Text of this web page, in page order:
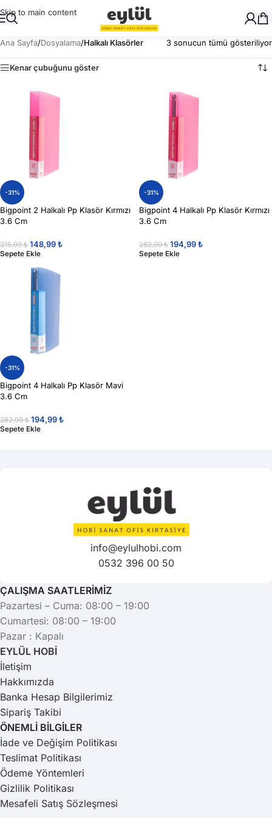
Skip to main content
Ana Sayfa/Dosyalama/Halkalı Klasörler 3 sonucun tümü gösteriliyor
Kenar çubuğunu göster
-31%
Bigpoint 2 Halkalı Pp Klasör Kırmızı
3.6 Cm
215,99₺ 148,99₺
Sepete Ekle
-31%
Bigpoint 4 Halkalı Pp Klasör Kırmızı
3.6 Cm
282,99₺ 194,99₺
Sepete Ekle
-31%
Bigpoint 4 Halkalı Pp Klasör Mavi
3.6 Cm
282,99₺ 194,99₺
Sepete Ekle
info@eylulhobi.com
0532 396 00 50
ÇALIŞMA SAATLERİMİZ
Pazartesi – Cuma: 08:00 – 19:00
Cumartesi: 08:00 – 19:00
Pazar : Kapalı
EYLÜL HOBİ
İletişim
Hakkımızda
Banka Hesap Bilgilerimiz
Sipariş Takibi
ÖNEMLİ BİLGİLER
İade ve Değişim Politikası
Teslimat Politikası
Ödeme Yöntemleri
Gizlilik Politikası
Mesafeli Satış Sözleşmesi